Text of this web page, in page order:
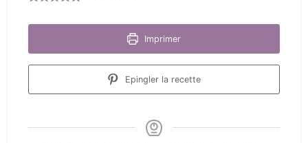
Imprimer
Epingler la recette